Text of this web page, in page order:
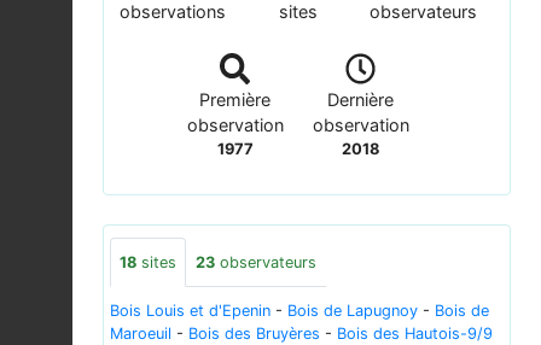
observations sites observateurs
Première
observation
1977
Dernière
observation
2018
18 sites 23 observateurs
Bois Louis et d'Epenin - Bois de Lapugnoy - Bois de
Maroeuil - Bois des Bruyères - Bois des Hautois-9/9